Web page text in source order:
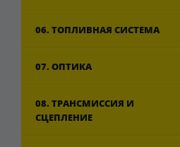
06. ТОПЛИВНАЯ СИСТЕМА
07. ОПТИКА
08. ТРАНСМИССИЯ И
СЦЕПЛЕНИЕ